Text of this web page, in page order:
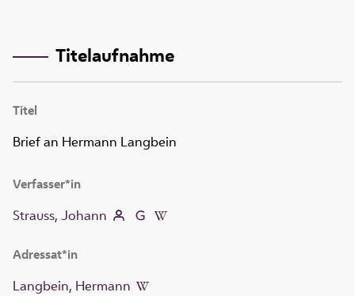
Titelaufnahme
Titel
Brief an Hermann Langbein
Verfasser*in
Strauss, Johann
Adressat*in
Langbein, Hermann